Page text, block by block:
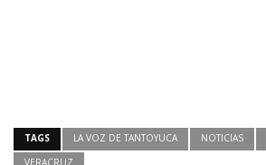
TAGS LA VOZ DE TANTOYUCA NOTICIAS
VERACRUZ